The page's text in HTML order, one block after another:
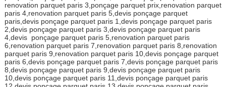
renovation parquet paris 3,ponçage parquet prix,renovation parquet
paris 4,renovation parquet paris 5,devis ponçage parquet
paris,devis ponçage parquet paris 1,devis ponçage parquet paris
2,devis ponçage parquet paris 3,devis ponçage parquet paris
4,devis ponçage parquet paris 5,renovation parquet paris
6,renovation parquet paris 7,renovation parquet paris 8,renovation
parquet paris 9,renovation parquet paris 10,devis ponçage parquet
paris 6,devis ponçage parquet paris 7,devis ponçage parquet paris
8,devis ponçage parquet paris 9,devis ponçage parquet paris
10,devis ponçage parquet paris 11,devis ponçage parquet paris